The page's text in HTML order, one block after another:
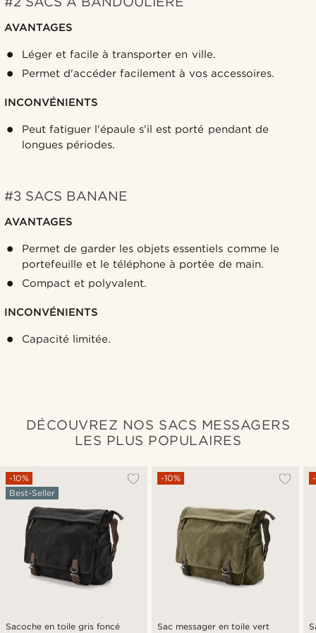
AVANTAGES
Léger et facile à transporter en ville.
Permet d'accéder facilement à vos accessoires.
INCONVÉNIENTS
Peut fatiguer l'épaule s'il est porté pendant de
longues périodes.
#3 SACS BANANE
AVANTAGES
Permet de garder les objets essentiels comme le
portefeuille et le téléphone à portée de main.
Compact et polyvalent.
INCONVÉNIENTS
Capacité limitée.
DÉCOUVREZ NOS SACS MESSAGERS
LES PLUS POPULAIRES
Sacoche en toile gris foncé
-10%
Best-Seller
Sac messager en toile vert
-10%